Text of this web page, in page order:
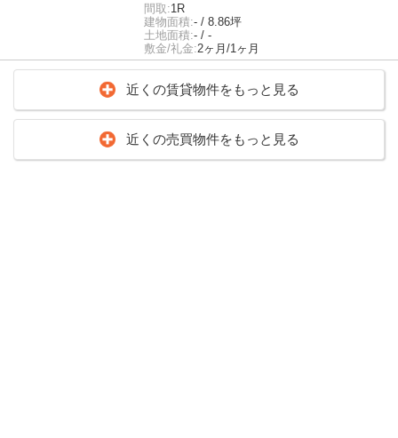
間取:1R
建物面積:- / 8.86坪
土地面積:- / -
敷金/礼金:2ヶ月/1ヶ月
近くの賃貸物件をもっと見る
近くの売買物件をもっと見る